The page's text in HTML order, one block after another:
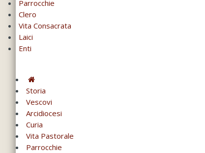
Parrocchie
Clero
Vita Consacrata
Laici
Enti
Storia
Vescovi
Arcidiocesi
Curia
Vita Pastorale
Parrocchie